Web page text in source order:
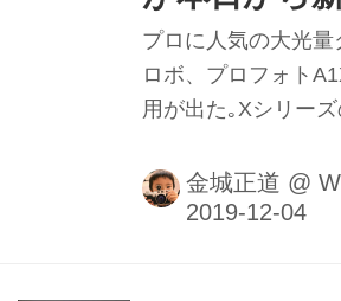
プロに人気の大光量
ロボ、プロフォト
用が出た｡Xシリー
のこと）｡富士フイ
ラキットも､本日か
金城正道 @